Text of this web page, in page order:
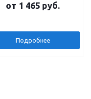
от 1 465 руб.
Подробнее